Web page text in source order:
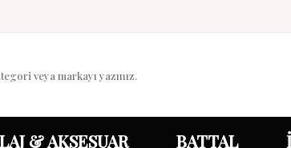
& AKSESUAR BATTAL